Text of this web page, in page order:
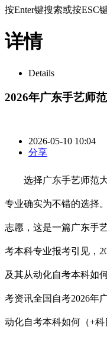
按Enter键搜索或按ESC
详情
Details
2026年广东手艺师
2026-05-10 10:04
分享
选择广东手艺师范大
专业确实为不错的选择
志愿，这是一篇广东手
考本科专业报考引见，
及其从动化自考本科如
考资讯全国自考2026年
动化自考本科如何（+